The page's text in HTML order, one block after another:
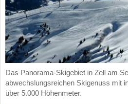
Das Panorama-Skigebiet in Zell am
abwechslungsreichen Skigenuss mit
über 5.000 Höhenmeter.